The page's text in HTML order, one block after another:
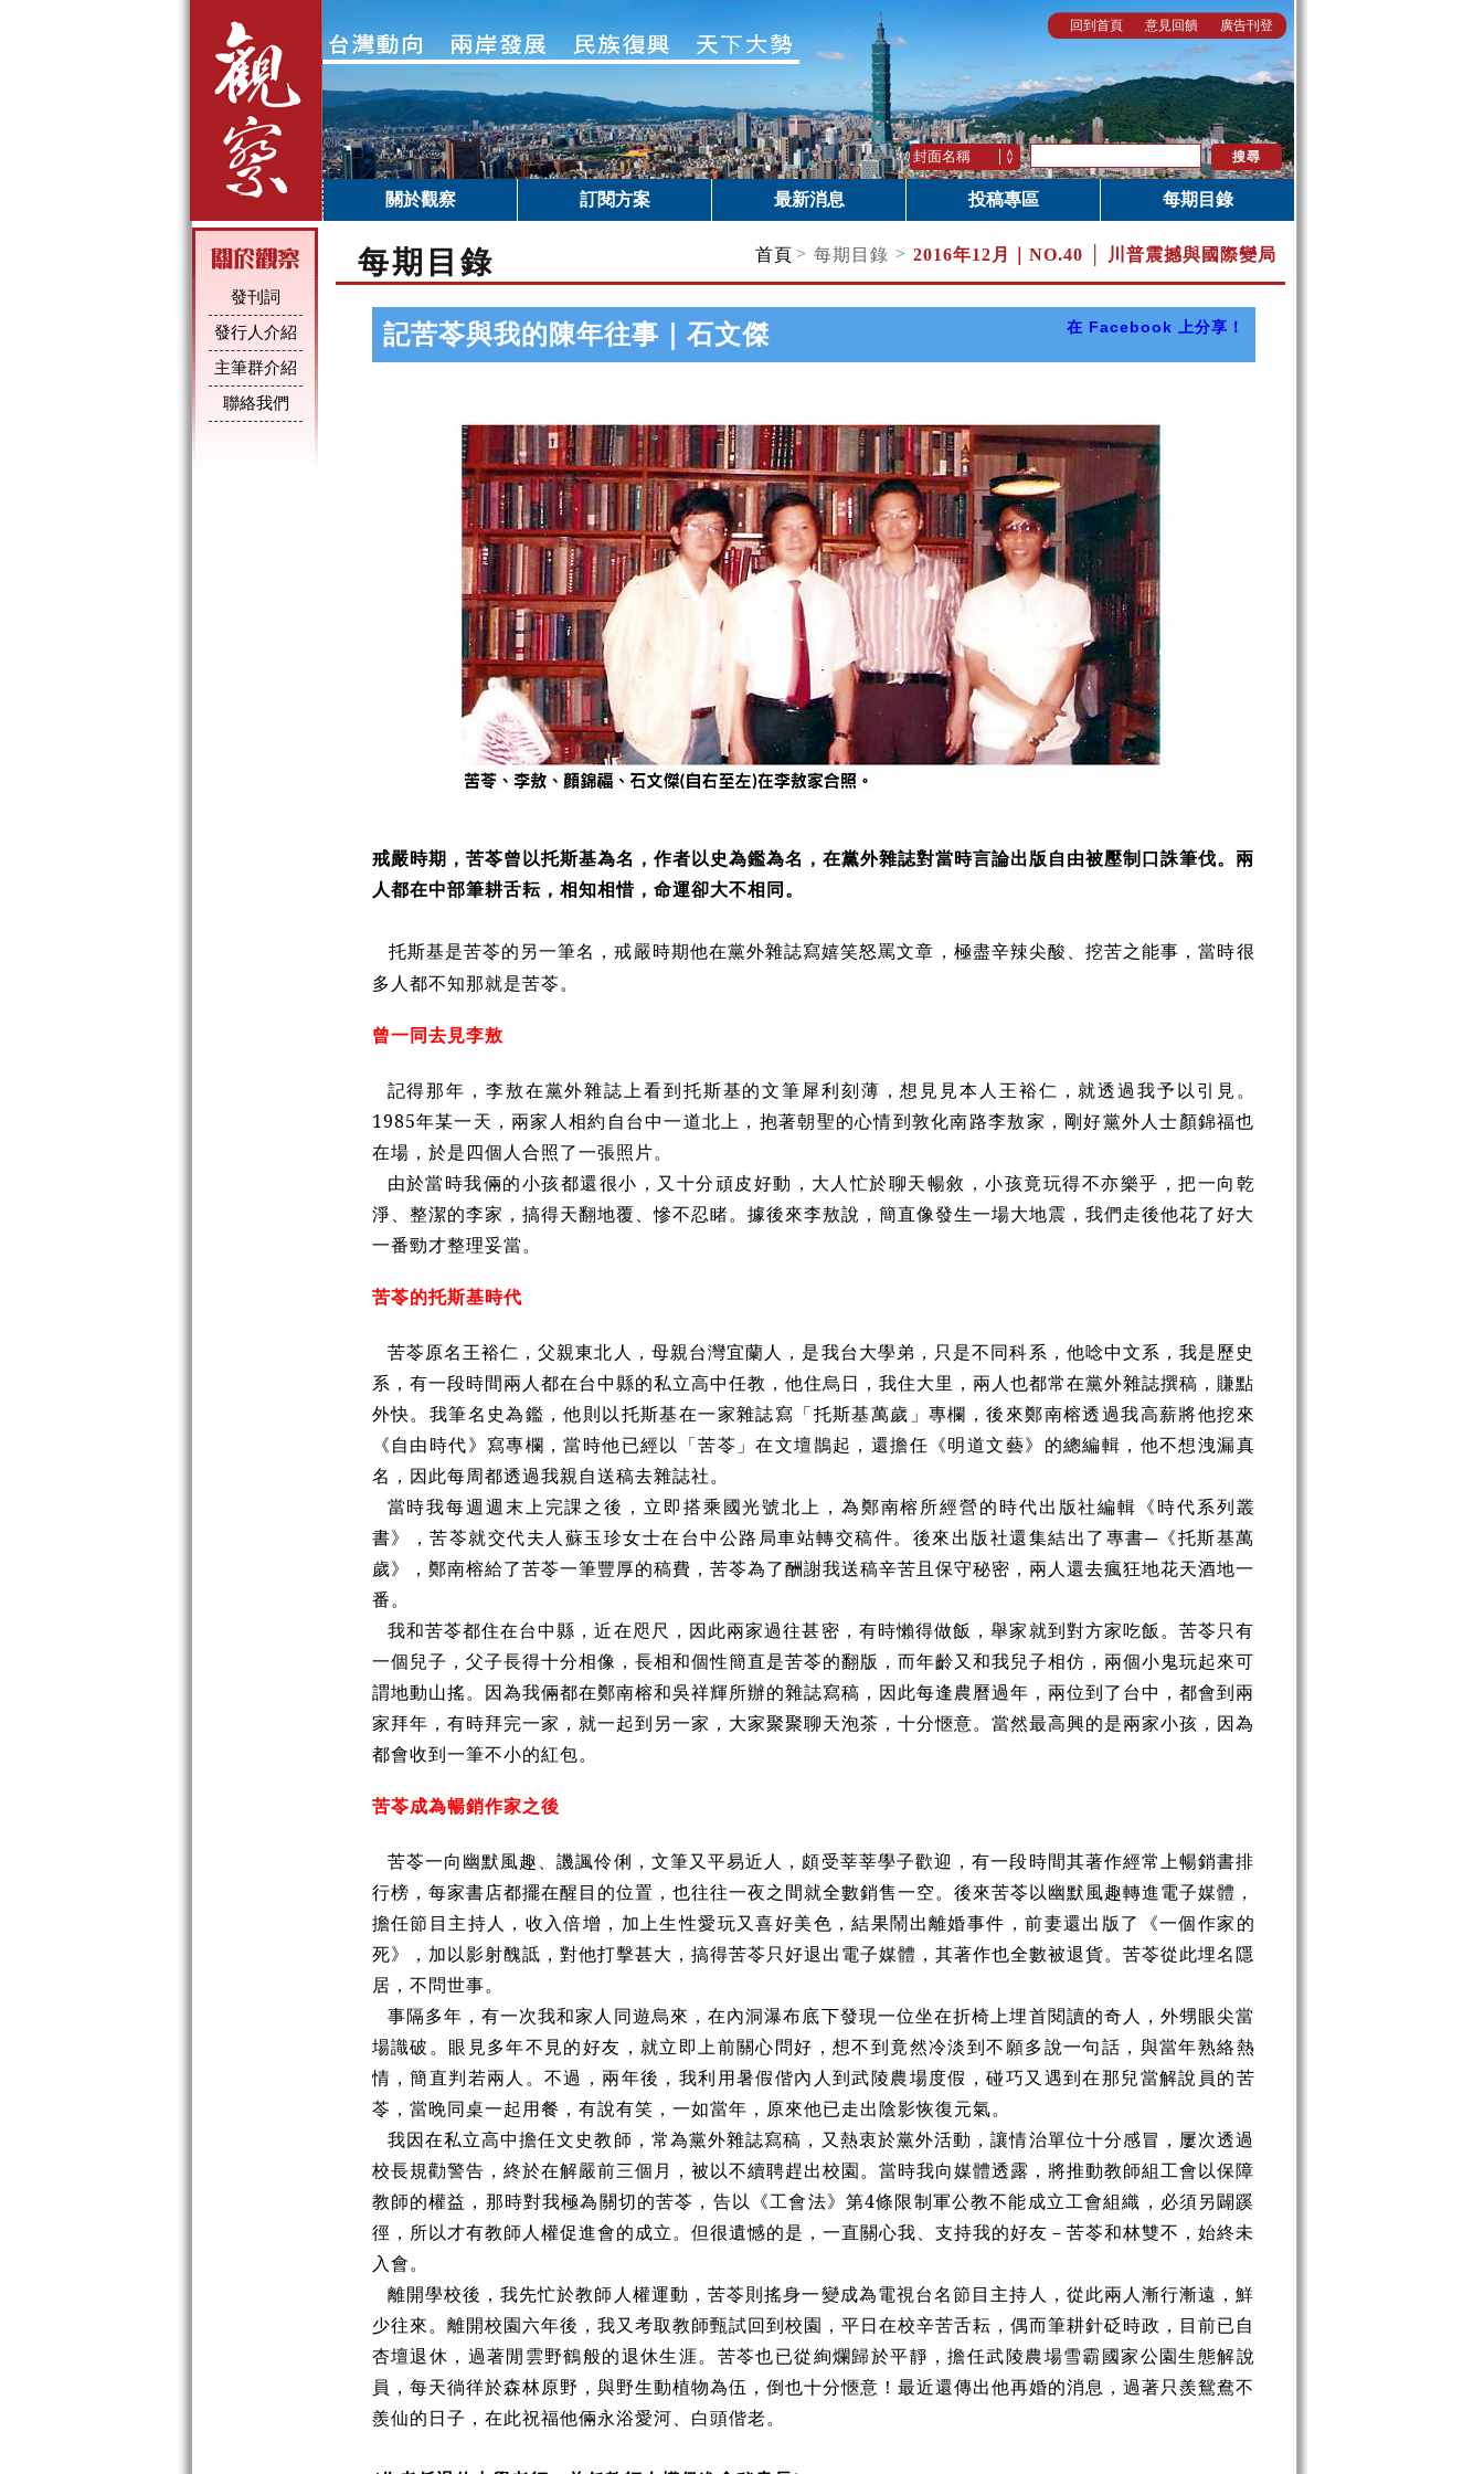
回到首頁 意見回饋 廣告刊登
關於觀察 訂閱方案 最新消息 投稿專區 每期目錄
發刊詞
發行人介紹
主筆群介紹
聯絡我們
每期目錄 首頁 > 每期目錄 > 2016年12月｜ NO.40 │ 川普震撼與國際變局
記苦苓與我的陳年往事｜石文傑 在 Facebook 上分享！
戒嚴時期，苦苓曾以托斯基為名，作者以史為鑑為名，在黨外雜誌對當時言論出版自由被壓制口誅筆伐。兩
人都在中部筆耕舌耘，相知相惜，命運卻大不相同。
托斯基是苦苓的另一筆名，戒嚴時期他在黨外雜誌寫嬉笑怒罵文章，極盡辛辣尖酸、挖苦之能事，當時很
多人都不知那就是苦苓。
曾一同去見李敖
記得那年，李敖在黨外雜誌上看到托斯基的文筆犀利刻薄，想見見本人王裕仁，就透過我予以引見。
1985年某一天，兩家人相約自台中一道北上，抱著朝聖的心情到敦化南路李敖家，剛好黨外人士顏錦福也
在場，於是四個人合照了一張照片。
由於當時我倆的小孩都還很小，又十分頑皮好動，大人忙於聊天暢敘，小孩竟玩得不亦樂乎，把一向乾
淨、整潔的李家，搞得天翻地覆、慘不忍睹。據後來李敖說，簡直像發生一場大地震，我們走後他花了好大
一番勁才整理妥當。
苦苓的托斯基時代
苦苓原名王裕仁，父親東北人，母親台灣宜蘭人，是我台大學弟，只是不同科系，他唸中文系，我是歷史
系，有一段時間兩人都在台中縣的私立高中任教，他住烏日，我住大里，兩人也都常在黨外雜誌撰稿，賺點
外快。我筆名史為鑑，他則以托斯基在一家雜誌寫「托斯基萬歲」專欄，後來鄭南榕透過我高薪將他挖來
《自由時代》寫專欄，當時他已經以「苦苓」在文壇鵲起，還擔任《明道文藝》的總編輯，他不想洩漏真
名，因此每周都透過我親自送稿去雜誌社。
當時我每週週末上完課之後，立即搭乘國光號北上，為鄭南榕所經營的時代出版社編輯《時代系列叢
書》，苦苓就交代夫人蘇玉珍女士在台中公路局車站轉交稿件。後來出版社還集結出了專書─《托斯基萬
歲》，鄭南榕給了苦苓一筆豐厚的稿費，苦苓為了酬謝我送稿辛苦且保守秘密，兩人還去瘋狂地花天酒地一
番。
我和苦苓都住在台中縣，近在咫尺，因此兩家過往甚密，有時懶得做飯，舉家就到對方家吃飯。苦苓只有
一個兒子，父子長得十分相像，長相和個性簡直是苦苓的翻版，而年齡又和我兒子相仿，兩個小鬼玩起來可
謂地動山搖。因為我倆都在鄭南榕和吳祥輝所辦的雜誌寫稿，因此每逢農曆過年，兩位到了台中，都會到兩
家拜年，有時拜完一家，就一起到另一家，大家聚聚聊天泡茶，十分愜意。當然最高興的是兩家小孩，因為
都會收到一筆不小的紅包。
苦苓成為暢銷作家之後
苦苓一向幽默風趣、譏諷伶俐，文筆又平易近人，頗受莘莘學子歡迎，有一段時間其著作經常上暢銷書排
行榜，每家書店都擺在醒目的位置，也往往一夜之間就全數銷售一空。後來苦苓以幽默風趣轉進電子媒體，
擔任節目主持人，收入倍增，加上生性愛玩又喜好美色，結果鬧出離婚事件，前妻還出版了《一個作家的
死》，加以影射醜詆，對他打擊甚大，搞得苦苓只好退出電子媒體，其著作也全數被退貨。苦苓從此埋名隱
居，不問世事。
事隔多年，有一次我和家人同遊烏來，在內洞瀑布底下發現一位坐在折椅上埋首閱讀的奇人，外甥眼尖當
場識破。眼見多年不見的好友，就立即上前關心問好，想不到竟然冷淡到不願多說一句話，與當年熟絡熱
情，簡直判若兩人。不過，兩年後，我利用暑假偕內人到武陵農場度假，碰巧又遇到在那兒當解說員的苦
苓，當晚同桌一起用餐，有說有笑，一如當年，原來他已走出陰影恢復元氣。
我因在私立高中擔任文史教師，常為黨外雜誌寫稿，又熱衷於黨外活動，讓情治單位十分感冒，屢次透過
校長規勸警告，終於在解嚴前三個月，被以不續聘趕出校園。當時我向媒體透露，將推動教師組工會以保障
教師的權益，那時對我極為關切的苦苓，告以《工會法》第4條限制軍公教不能成立工會組織，必須另闢蹊
徑，所以才有教師人權促進會的成立。但很遺憾的是，一直關心我、支持我的好友－苦苓和林雙不，始終未
入會。
離開學校後，我先忙於教師人權運動，苦苓則搖身一變成為電視台名節目主持人，從此兩人漸行漸遠，鮮
少往來。離開校園六年後，我又考取教師甄試回到校園，平日在校辛苦舌耘，偶而筆耕針砭時政，目前已自
杏壇退休，過著閒雲野鶴般的退休生涯。苦苓也已從絢爛歸於平靜，擔任武陵農場雪霸國家公園生態解說
員，每天徜徉於森林原野，與野生動植物為伍，倒也十分愜意！最近還傳出他再婚的消息，過著只羨鴛鴦不
羨仙的日子，在此祝福他倆永浴愛河、白頭偕老。